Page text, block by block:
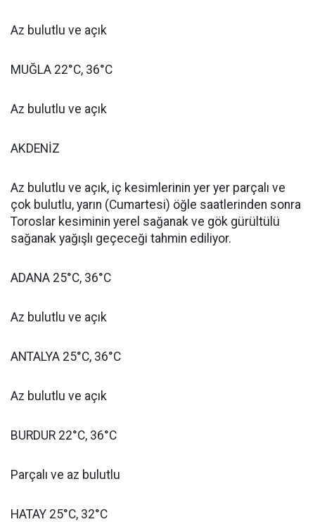
Az bulutlu ve açık
MUĞLA 22°C, 36°C
Az bulutlu ve açık
AKDENİZ
Az bulutlu ve açık, iç kesimlerinin yer yer parçalı ve
çok bulutlu, yarın (Cumartesi) öğle saatlerinden sonra
Toroslar kesiminin yerel sağanak ve gök gürültülü
sağanak yağışlı geçeceği tahmin ediliyor.
ADANA 25°C, 36°C
Az bulutlu ve açık
ANTALYA 25°C, 36°C
Az bulutlu ve açık
BURDUR 22°C, 36°C
Parçalı ve az bulutlu
HATAY 25°C, 32°C